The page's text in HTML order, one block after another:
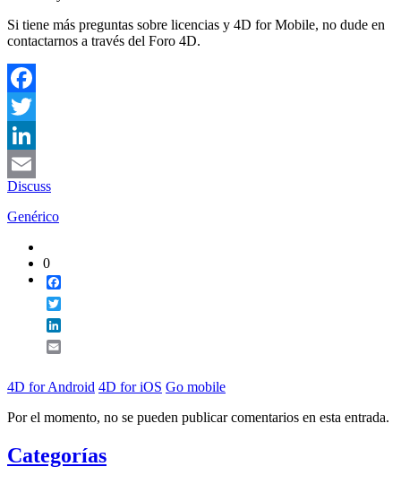
Si tiene más preguntas sobre licencias y 4D for Mobile, no dude en
contactarnos a través del Foro 4D.
Facebook
Twitter
LinkedIn
Email
Discuss
Genérico
0
4D for Android 4D for iOS Go mobile
Por el momento, no se pueden publicar comentarios en esta entrada.
Categorías